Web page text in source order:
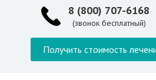
8 (800) 707-6168
(звонок бесплатный)
Получить стоимость